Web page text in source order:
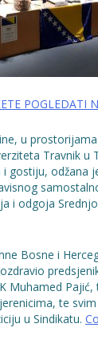
POGLEDATI
u prostorijama
Travnik u
gostiju, odžana
i odgoja
Bosne i
Muhamed
te
u Sindikatu.